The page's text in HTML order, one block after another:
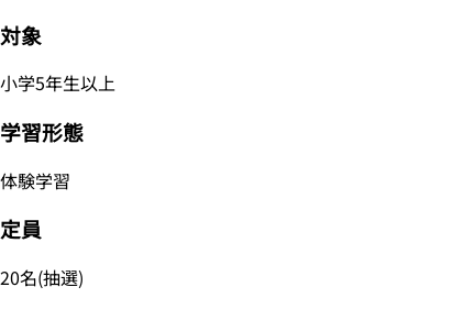
対象
小学5年生以上
学習形態
体験学習
定員
20名(抽選)